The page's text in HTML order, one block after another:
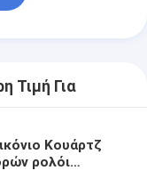
Τιμή Για
Κουάρτζ
ρολόι